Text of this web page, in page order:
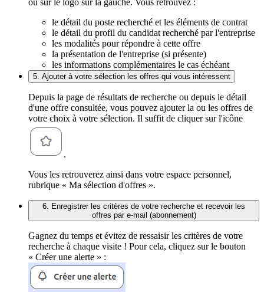
le détail du poste recherché et les éléments de contrat
le détail du profil du candidat recherché par l'entreprise
les modalités pour répondre à cette offre
la présentation de l'entreprise (si présente)
les informations complémentaires le cas échéant
5. Ajouter à votre sélection les offres qui vous intéressent
Depuis la page de résultats de recherche ou depuis le détail
d'une offre consultée, vous pouvez ajouter la ou les offres de
votre choix à votre sélection. Il suffit de cliquer sur l'icône
.
Vous les retrouverez ainsi dans votre espace personnel,
rubrique « Ma sélection d'offres ».
6. Enregistrer les critères de votre recherche et recevoir les
offres par e-mail (abonnement)
Gagnez du temps et évitez de ressaisir les critères de votre
recherche à chaque visite ! Pour cela, cliquez sur le bouton
« Créer une alerte » :